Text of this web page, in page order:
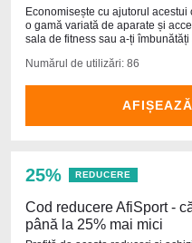
Economisește cu ajutorul
o gamă variată de aparate și
sala de fitness sau a-ți
Numărul de utilizări: 86
25% REDUCERE
Cod reducere AfiSport -
până la 25% mai mici